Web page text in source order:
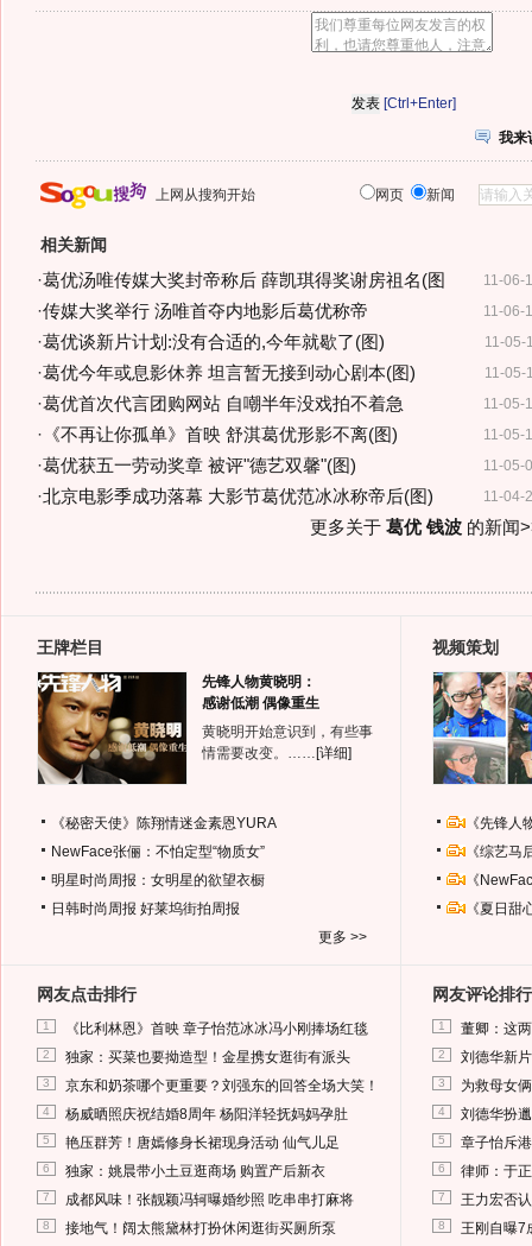
[Ctrl+Enter]
我来
上网从搜狗开始 网页 新闻
相关新闻
11-06-
·葛优汤唯传媒大奖封帝称后 薛凯琪得奖谢房祖名(图
11-06-
·传媒大奖举行 汤唯首夺内地影后葛优称帝
11-05-
·葛优谈新片计划:没有合适的,今年就歇了(图)
11-05-
·葛优今年或息影休养 坦言暂无接到动心剧本(图)
11-05-
·葛优首次代言团购网站 自嘲半年没戏拍不着急
11-05-
· 《不再让你孤单》首映 舒淇葛优形影不离(图)
11-05-
·葛优获五一劳动奖章 被评"德艺双馨"(图)
11-04-
·北京电影季成功落幕 大影节葛优范冰冰称帝后(图)
更多关于 葛优 钱波的新闻
王牌栏目
先锋人物黄晓明：
感谢低潮 偶像重生
黄晓明开始意识到，有些事
情需要改变。…… [详细]
《秘密天使》陈翔情迷金素恩YURA
NewFace张俪：不怕定型“物质女”
明星时尚周报：女明星的欲望衣橱
日韩时尚周报 好莱坞街拍周报
更多 >>
视频策划
《先锋
《综艺
《
《夏日
网友点击排行
1 《比利林恩》首映 章子怡范冰冰冯小刚捧场红毯
2 独家：买菜也要拗造型！金星携女逛街有派头
3 京东和奶茶哪个更重要？刘强东的回答全场大笑！
4 杨威晒照庆祝结婚8周年 杨阳洋轻抚妈妈孕肚
5 艳压群芳！唐嫣修身长裙现身活动 仙气儿足
6 独家：姚晨带小土豆逛商场 购置产后新衣
7 成都风味！张靓颖冯轲曝婚纱照 吃串串打麻将
8 接地气！阔太熊黛林打扮休闲逛街买厕所泵
网友评论排行
1 董卿：这
2 刘德华新
3 为救母女
4 刘德华扮
5 章子怡斥
6 律师：于
7 王力宏否
8 王刚自曝7